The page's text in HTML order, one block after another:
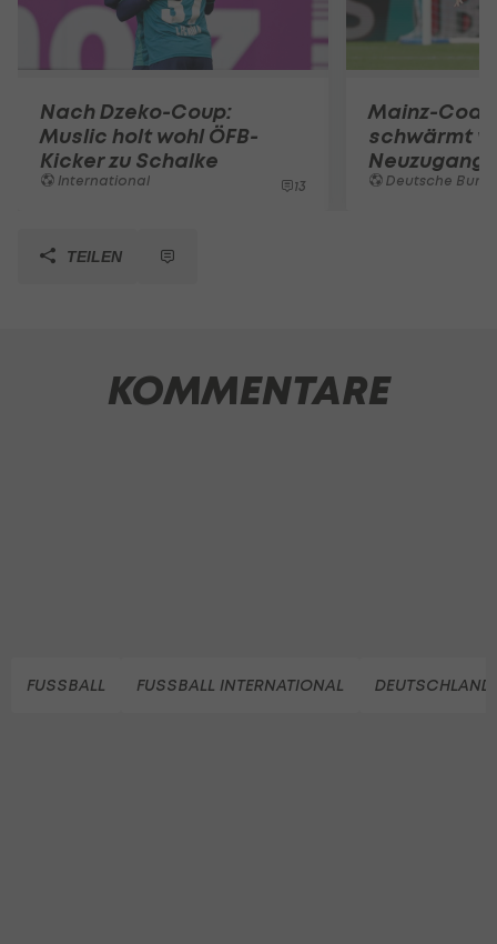
Nach Dzeko-Coup:
Muslic holt wohl ÖFB-
Kicker zu Schalke
International 13
Mainz-
schwärmt
Neuzugang
Deutsche
TEILEN
KOMMENTARE
FUSSBALL FUSSBALL INTERNATIONAL